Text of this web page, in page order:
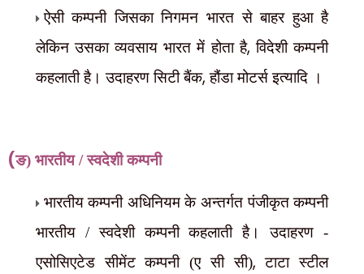
ऐसी कम्पनी जिसका निगमन भारत से बाहर हुआ है
लेकिन उसका व्यवसाय भारत में होता है,विदेशी कम्पनी
कहलाती है। उदाहरण सिटी बैंक,हौंडा मोटर्स इत्यादि ।
(ङ) भारतीय / स्वदेशी कम्पनी
भारतीय कम्पनी अधिनियम के अन्तर्गत पंजीकृत कम्पनी
भारतीय / स्वदेशी कम्पनी कहलाती है। उदाहरण -
एसोसिएटेड सीमेंट कम्पनी (ए सी सी),टाटा स्टील